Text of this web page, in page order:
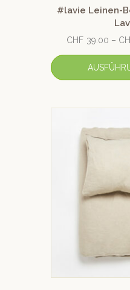
#lavie Leinen-
CHF 39.00 –